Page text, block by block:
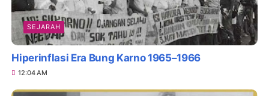
SEJARAH
Hiperinflasi Era Bung Karno 1965–1966
12:04 AM